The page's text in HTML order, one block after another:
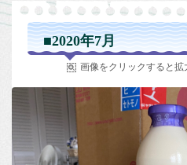
■2020年7月
画像をクリックすると拡